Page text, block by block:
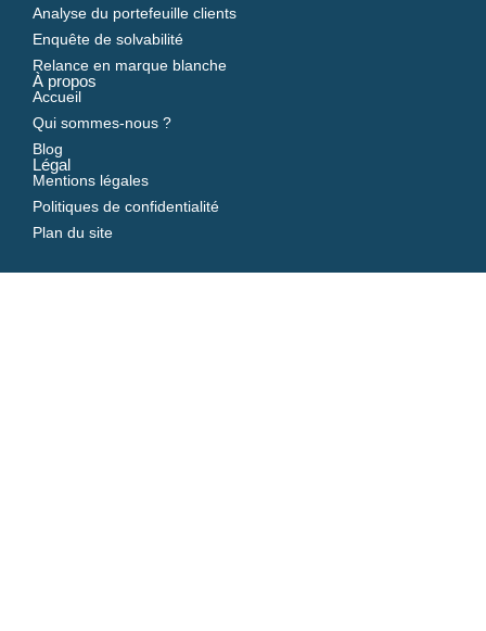
Analyse du portefeuille clients
Enquête de solvabilité
Relance en marque blanche
À propos
Accueil
Qui sommes-nous ?
Blog
Légal
Mentions légales
Politiques de confidentialité
Plan du site